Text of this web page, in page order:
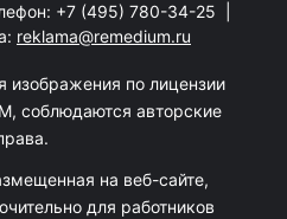
+7 (495) 780-34-25
reklama@remedium.ru
изображения по лицензии
соблюдаются авторские
на веб-сайте,
для работников